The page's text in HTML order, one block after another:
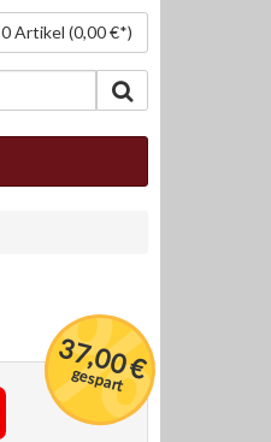
0 Artikel (0,00 €*)
37,00 €
gespart